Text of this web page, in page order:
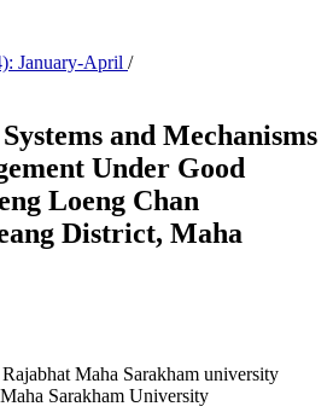
January-April /
and Mechanisms
Under Good
Loeng Chan
District, Maha
Rajabhat Maha Sarakham university
Maha Sarakham University